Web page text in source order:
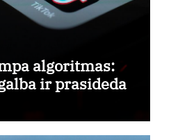
algoritmas:
ir prasideda